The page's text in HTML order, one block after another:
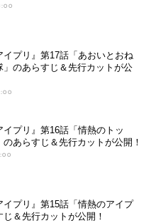
イプリ』第17話「あおいとおね
」のあらすじ＆先行カットが公
イプリ』第16話「情熱のトッ
のあらすじ＆先行カットが公開！
イプリ』第15話「情熱のアイプ
じ＆先行カットが公開！